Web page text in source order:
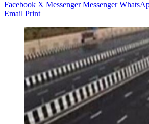
Facebook X Messenger Messenger
Email Print